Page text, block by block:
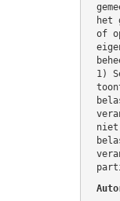
het
of
1)
niet